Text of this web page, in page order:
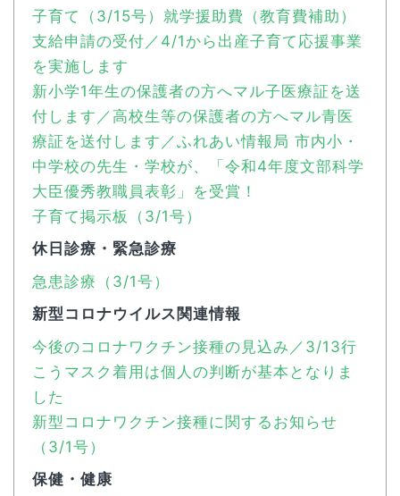
子育て（3/15号）就学援助費（教育費補助）
支給申請の受付／4/1から出産子育て応援事業
を実施します
新小学1年生の保護者の方へマル子医療証を送
付します／高校生等の保護者の方へマル青医
療証を送付します／ふれあい情報局 市内小・
中学校の先生・学校が、「令和4年度文部科学
大臣優秀教職員表彰」を受賞！
子育て掲示板（3/1号）
休日診療・緊急診療
急患診療（3/1号）
新型コロナウイルス関連情報
今後のコロナワクチン接種の見込み／3/13行
こうマスク着用は個人の判断が基本となりま
した
新型コロナワクチン接種に関するお知らせ
（3/1号）
保健・健康